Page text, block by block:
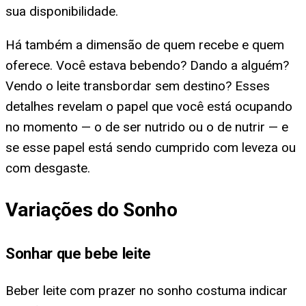
sua disponibilidade.
Há também a dimensão de quem recebe e quem
oferece. Você estava bebendo? Dando a alguém?
Vendo o leite transbordar sem destino? Esses
detalhes revelam o papel que você está ocupando
no momento — o de ser nutrido ou o de nutrir — e
se esse papel está sendo cumprido com leveza ou
com desgaste.
Variações do Sonho
Sonhar que bebe leite
Beber leite com prazer no sonho costuma indicar